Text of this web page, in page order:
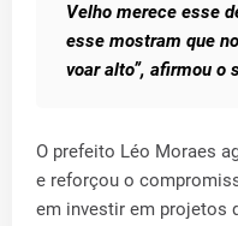
Velho merece esse
esse mostram que
voar alto”, afirmou o
O prefeito Léo Moraes
e reforçou o
em investir em projetos